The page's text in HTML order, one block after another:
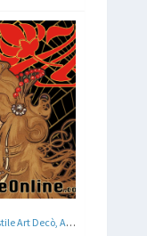
Quali differenze e caratteristiche tra lo stile Art Decò, Art Nouveau e il Liberty Italiano dei primi del '900